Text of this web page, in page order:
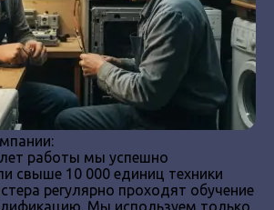
работы мы успешно
свыше 10 000 единиц техники
регулярно проходят обучение
Мы используем только